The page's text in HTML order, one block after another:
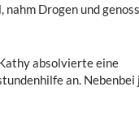
Drogen und
absolvierte eine
an.